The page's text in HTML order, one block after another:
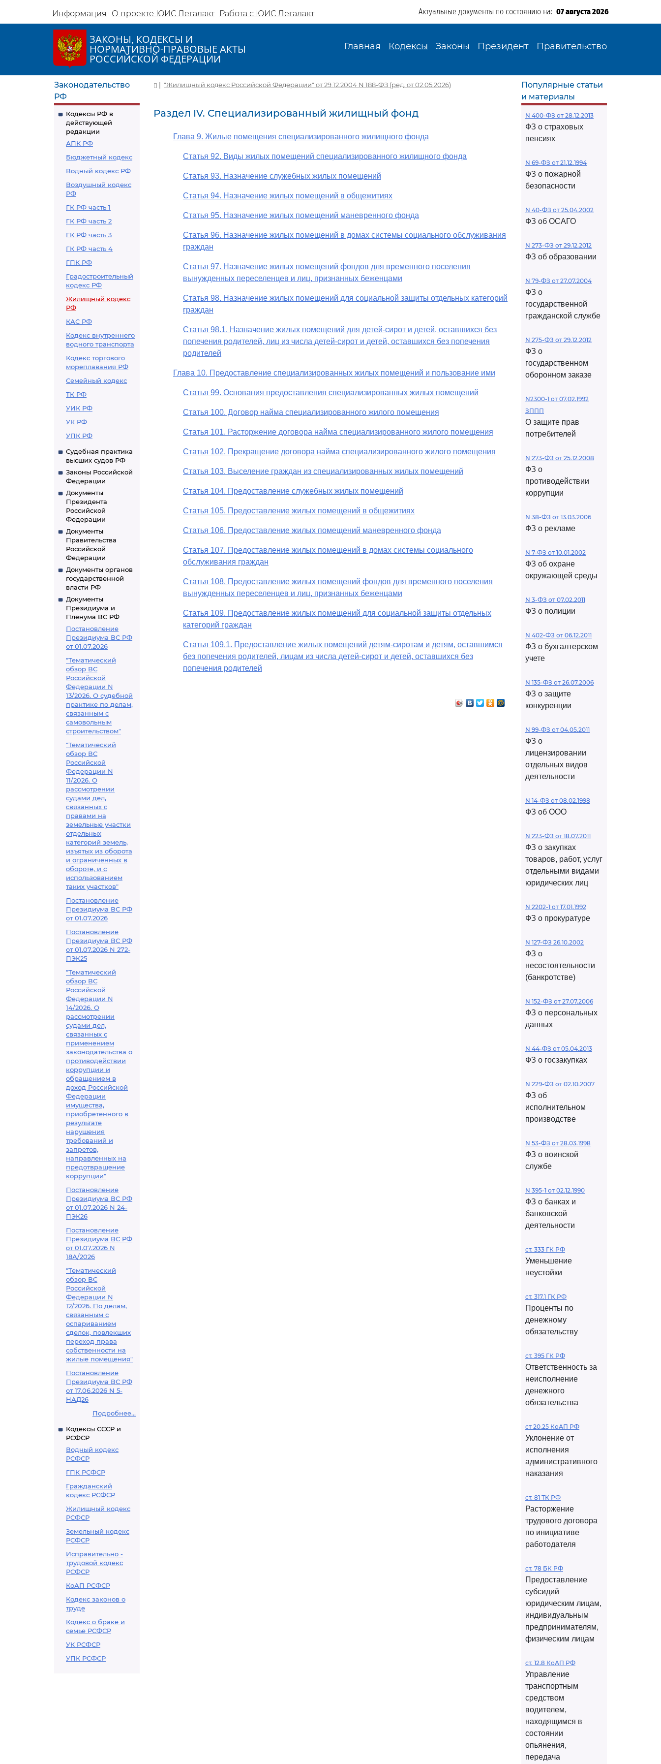
Информация О проекте ЮИС Легалакт Работа с ЮИС Легалакт Актуальные документы по состоянию на: 07 августа 2026
ЗАКОНЫ, КОДЕКСЫ И
НОРМАТИВНО-ПРАВОВЫЕ АКТЫ
РОССИЙСКОЙ ФЕДЕРАЦИИ
Главная Кодексы Законы Президент Правительство
Законодательство
РФ
Кодексы РФ в
действующей
редакции
АПК РФ
Бюджетный кодекс
Водный кодекс РФ
Воздушный кодекс
РФ
ГК РФ часть 1
ГК РФ часть 2
ГК РФ часть 3
ГК РФ часть 4
ГПК РФ
Градостроительный
кодекс РФ
Жилищный кодекс
РФ
КАС РФ
Кодекс внутреннего
водного транспорта
Кодекс торгового
мореплавания РФ
Семейный кодекс
ТК РФ
УИК РФ
УК РФ
УПК РФ
Судебная практика
высших судов РФ
Законы Российской
Федерации
Документы
Президента
Российской
Федерации
Документы
Правительства
Российской
Федерации
Документы органов
государственной
власти РФ
Документы
Президиума и
Пленума ВС РФ
Постановление
Президиума ВС РФ
от 01.07.2026
"Тематический
обзор ВС
Российской
Федерации N
13/2026. О судебной
практике по делам,
связанным с
самовольным
строительством"
"Тематический
обзор ВС
Российской
Федерации N
11/2026. О
рассмотрении
судами дел,
связанных с
правами на
земельные участки
отдельных
категорий земель,
изъятых из оборота
и ограниченных в
обороте, и с
использованием
таких участков"
Постановление
Президиума ВС РФ
от 01.07.2026
Постановление
Президиума ВС РФ
от 01.07.2026 N 272-
ПЭК25
"Тематический
обзор ВС
Российской
Федерации N
14/2026. О
рассмотрении
судами дел,
связанных с
применением
законодательства о
противодействии
коррупции и
обращением в
доход Российской
Федерации
имущества,
приобретенного в
результате
нарушения
требований и
запретов,
направленных на
предотвращение
коррупции"
Постановление
Президиума ВС РФ
от 01.07.2026 N 24-
ПЭК26
Постановление
Президиума ВС РФ
от 01.07.2026 N
18А/2026
"Тематический
обзор ВС
Российской
Федерации N
12/2026. По делам,
связанным с
оспариванием
сделок, повлекших
переход права
собственности на
жилые помещения"
Постановление
Президиума ВС РФ
от 17.06.2026 N 5-
НАД26
Подробнее...
Кодексы СССР и
РСФСР
Водный кодекс
РСФСР
ГПК РСФСР
Гражданский
кодекс РСФСР
Жилищный кодекс
РСФСР
Земельный кодекс
РСФСР
Исправительно -
трудовой кодекс
РСФСР
КоАП РСФСР
Кодекс законов о
труде
Кодекс о браке и
семье РСФСР
УК РСФСР
УПК РСФСР
| "Жилищный кодекс Российской Федерации" от 29.12.2004 N 188-ФЗ (ред. от 02.05.2026)
Раздел IV. Специализированный жилищный фонд
Глава 9. Жилые помещения специализированного жилищного фонда
Статья 92. Виды жилых помещений специализированного жилищного фонда
Статья 93. Назначение служебных жилых помещений
Статья 94. Назначение жилых помещений в общежитиях
Статья 95. Назначение жилых помещений маневренного фонда
Статья 96. Назначение жилых помещений в домах системы социального обслуживания
граждан
Статья 97. Назначение жилых помещений фондов для временного поселения
вынужденных переселенцев и лиц, признанных беженцами
Статья 98. Назначение жилых помещений для социальной защиты отдельных категорий
граждан
Статья 98.1. Назначение жилых помещений для детей-сирот и детей, оставшихся без
попечения родителей, лиц из числа детей-сирот и детей, оставшихся без попечения
родителей
Глава 10. Предоставление специализированных жилых помещений и пользование ими
Статья 99. Основания предоставления специализированных жилых помещений
Статья 100. Договор найма специализированного жилого помещения
Статья 101. Расторжение договора найма специализированного жилого помещения
Статья 102. Прекращение договора найма специализированного жилого помещения
Статья 103. Выселение граждан из специализированных жилых помещений
Статья 104. Предоставление служебных жилых помещений
Статья 105. Предоставление жилых помещений в общежитиях
Статья 106. Предоставление жилых помещений маневренного фонда
Статья 107. Предоставление жилых помещений в домах системы социального
обслуживания граждан
Статья 108. Предоставление жилых помещений фондов для временного поселения
вынужденных переселенцев и лиц, признанных беженцами
Статья 109. Предоставление жилых помещений для социальной защиты отдельных
категорий граждан
Статья 109.1. Предоставление жилых помещений детям-сиротам и детям, оставшимся
без попечения родителей, лицам из числа детей-сирот и детей, оставшихся без
попечения родителей
Популярные статьи
и материалы
N 400-ФЗ от 28.12.2013
ФЗ о страховых
пенсиях
N 69-ФЗ от 21.12.1994
ФЗ о пожарной
безопасности
N 40-ФЗ от 25.04.2002
ФЗ об ОСАГО
N 273-ФЗ от 29.12.2012
ФЗ об образовании
N 79-ФЗ от 27.07.2004
ФЗ о
государственной
гражданской службе
N 275-ФЗ от 29.12.2012
ФЗ о
государственном
оборонном заказе
N2300-1 от 07.02.1992
ЗППП
О защите прав
потребителей
N 273-ФЗ от 25.12.2008
ФЗ о
противодействии
коррупции
N 38-ФЗ от 13.03.2006
ФЗ о рекламе
N 7-ФЗ от 10.01.2002
ФЗ об охране
окружающей среды
N 3-ФЗ от 07.02.2011
ФЗ о полиции
N 402-ФЗ от 06.12.2011
ФЗ о бухгалтерском
учете
N 135-ФЗ от 26.07.2006
ФЗ о защите
конкуренции
N 99-ФЗ от 04.05.2011
ФЗ о
лицензировании
отдельных видов
деятельности
N 14-ФЗ от 08.02.1998
ФЗ об ООО
N 223-ФЗ от 18.07.2011
ФЗ о закупках
товаров, работ, услуг
отдельными видами
юридических лиц
N 2202-1 от 17.01.1992
ФЗ о прокуратуре
N 127-ФЗ 26.10.2002
ФЗ о
несостоятельности
(банкротстве)
N 152-ФЗ от 27.07.2006
ФЗ о персональных
данных
N 44-ФЗ от 05.04.2013
ФЗ о госзакупках
N 229-ФЗ от 02.10.2007
ФЗ об
исполнительном
производстве
N 53-ФЗ от 28.03.1998
ФЗ о воинской
службе
N 395-1 от 02.12.1990
ФЗ о банках и
банковской
деятельности
ст. 333 ГК РФ
Уменьшение
неустойки
ст. 317.1 ГК РФ
Проценты по
денежному
обязательству
ст. 395 ГК РФ
Ответственность за
неисполнение
денежного
обязательства
ст 20.25 КоАП РФ
Уклонение от
исполнения
административного
наказания
ст. 81 ТК РФ
Расторжение
трудового договора
по инициативе
работодателя
ст. 78 БК РФ
Предоставление
субсидий
юридическим лицам,
индивидуальным
предпринимателям,
физическим лицам
ст. 12.8 КоАП РФ
Управление
транспортным
средством
водителем,
находящимся в
состоянии
опьянения,
передача